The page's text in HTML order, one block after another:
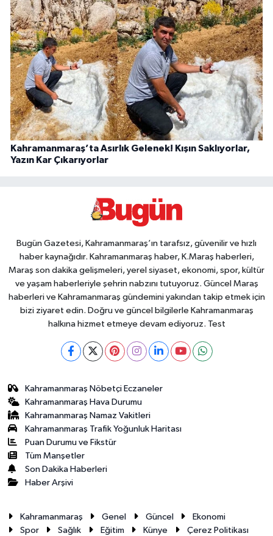
Kahramanmaraş’ta Asırlık Gelenek! Kışın Saklıyorlar,
Yazın Kar Çıkarıyorlar
Bugün Gazetesi, Kahramanmaraş’ın tarafsız, güvenilir ve hızlı
haber kaynağıdır. Kahramanmaraş haber, K.Maraş haberleri,
Maraş son dakika gelişmeleri, yerel siyaset, ekonomi, spor, kültür
ve yaşam haberleriyle şehrin nabzını tutuyoruz. Güncel Maraş
haberleri ve Kahramanmaraş gündemini yakından takip etmek için
bizi ziyaret edin. Doğru ve güncel bilgilerle Kahramanmaraş
halkına hizmet etmeye devam ediyoruz. Test
Kahramanmaraş Nöbetçi Eczaneler
Kahramanmaraş Hava Durumu
Kahramanmaraş Namaz Vakitleri
Kahramanmaraş Trafik Yoğunluk Haritası
Puan Durumu ve Fikstür
Tüm Manşetler
Son Dakika Haberleri
Haber Arşivi
Kahramanmaraş Genel Güncel
Ekonomi
Spor
Sağlık Eğitim Künye Çerez Politikası